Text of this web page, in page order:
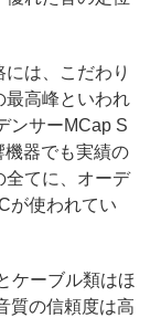
は、こだわり
最高峰といわれ
ンサーMCap S
器でも実績の
全てに、オーデ
が使われてい
ケーブル類はほ
質の信頼度は高